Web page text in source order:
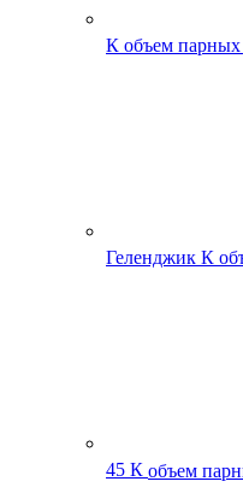
К объем
Геленджик К
45 К объем